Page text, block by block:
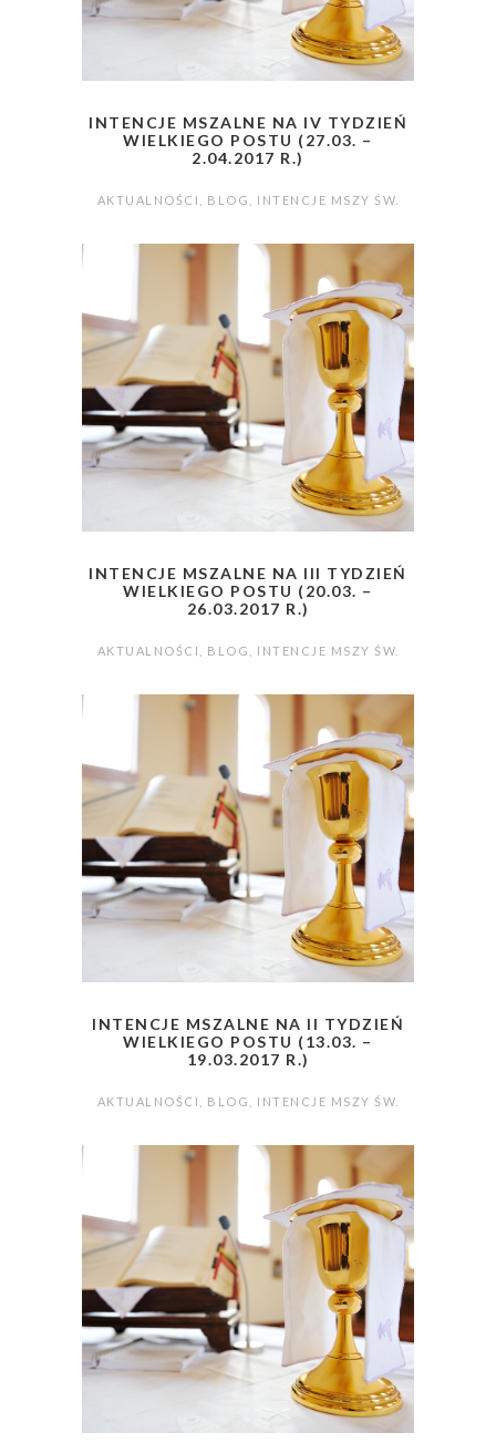
INTENCJE MSZALNE NA IV TYDZIEŃ
WIELKIEGO POSTU (27.03. –
2.04.2017 R.)
AKTUALNOŚCI BLOG INTENCJE MSZY ŚW.
INTENCJE MSZALNE NA III TYDZIEŃ
WIELKIEGO POSTU (20.03. –
26.03.2017 R.)
AKTUALNOŚCI BLOG INTENCJE MSZY ŚW.
INTENCJE MSZALNE NA II TYDZIEŃ
WIELKIEGO POSTU (13.03. –
19.03.2017 R.)
AKTUALNOŚCI BLOG INTENCJE MSZY ŚW.